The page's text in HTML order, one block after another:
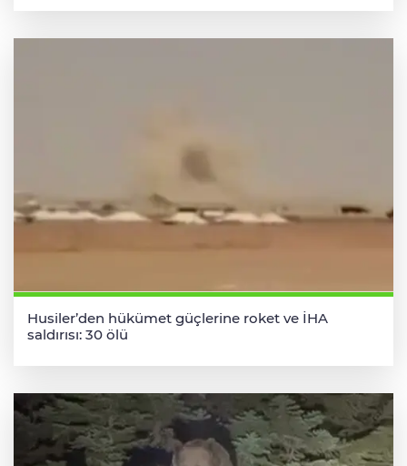
Husiler’den hükümet güçlerine roket ve İHA
saldırısı: 30 ölü